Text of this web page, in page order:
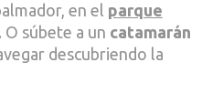
en el parque
. O súbete a un catamarán
descubriendo la